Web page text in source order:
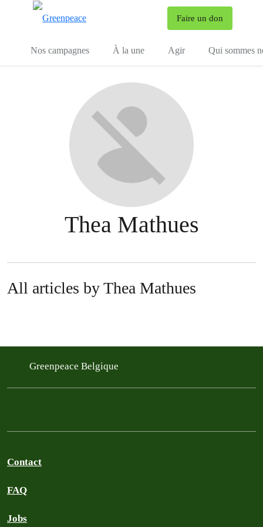
Faire un don
Nos campagnes À la une Agir Qui sommes
Thea Mathues
All articles by Thea Mathues
Greenpeace Belgique
Contact
FAQ
Jobs